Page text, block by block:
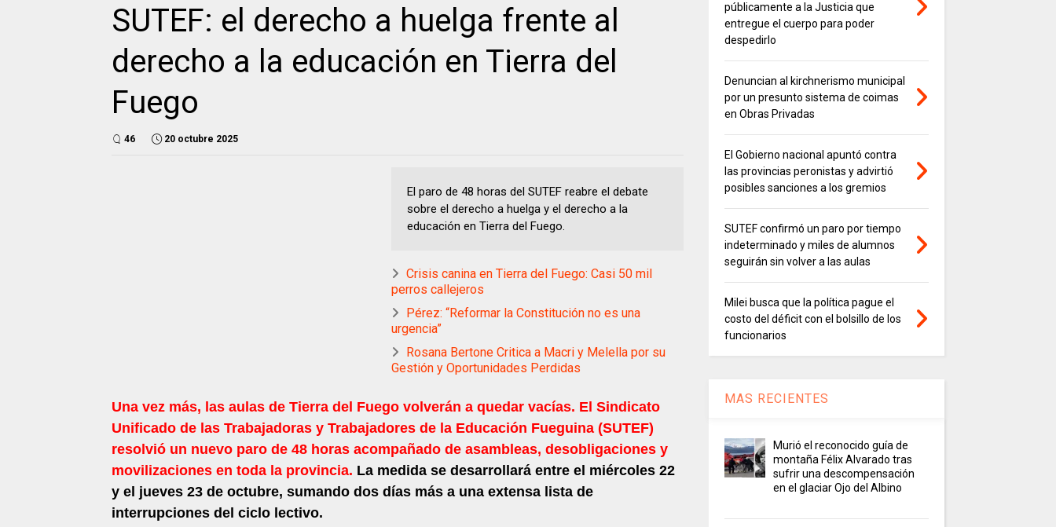
SUTEF: el derecho a huelga frente al
derecho a la educación en Tierra del
Fuego
46 20 octubre 2025
El paro de 48 horas del SUTEF reabre el debate
sobre el derecho a huelga y el derecho a la
educación en Tierra del Fuego.
Crisis canina en Tierra del Fuego: Casi 50 mil
perros callejeros
Pérez: “Reformar la Constitución no es una
urgencia”
Rosana Bertone Critica a Macri y Melella por su
Gestión y Oportunidades Perdidas
Una vez más, las aulas de Tierra del Fuego volverán a quedar vacías. El Sindicato
Unificado de las Trabajadoras y Trabajadores de la Educación Fueguina (SUTEF)
resolvió un nuevo paro de 48 horas acompañado de asambleas, desobligaciones y
movilizaciones en toda la provincia. La medida se desarrollará entre el miércoles 22
y el jueves 23 de octubre, sumando dos días más a una extensa lista de
interrupciones del ciclo lectivo.
públicamente a la Justicia que
entregue el cuerpo para poder
despedirlo
Denuncian al kirchnerismo municipal
por un presunto sistema de coimas
en Obras Privadas
El Gobierno nacional apuntó contra
las provincias peronistas y advirtió
posibles sanciones a los gremios
SUTEF confirmó un paro por tiempo
indeterminado y miles de alumnos
seguirán sin volver a las aulas
Milei busca que la política pague el
costo del déficit con el bolsillo de los
funcionarios
MAS RECIENTES
Murió el reconocido guía de
montaña Félix Alvarado tras
sufrir una descompensación
en el glaciar Ojo del Albino